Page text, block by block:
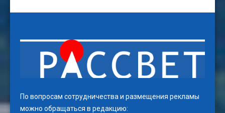
По вопросам сотрудничества и размещения рекламы
можно обращаться в редакцию: